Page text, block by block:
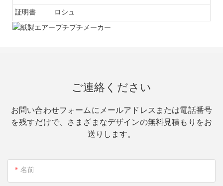
証明書 ロシュ
ご連絡ください
お問い合わせフォームにメールアドレスまたは電話番号
を残すだけで、さまざまなデザインの無料見積もりをお
送りします。
名前